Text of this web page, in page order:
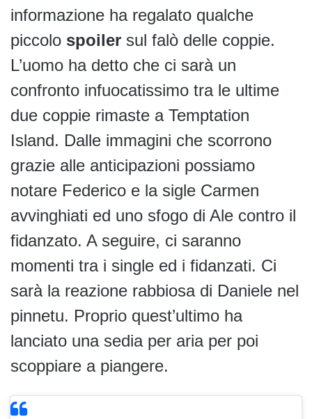
informazione ha regalato qualche
piccolo spoiler sul falò delle coppie.
L’uomo ha detto che ci sarà un
confronto infuocatissimo tra le ultime
due coppie rimaste a Temptation
Island. Dalle immagini che scorrono
grazie alle anticipazioni possiamo
notare Federico e la sigle Carmen
avvinghiati ed uno sfogo di Ale contro il
fidanzato. A seguire, ci saranno
momenti tra i single ed i fidanzati. Ci
sarà la reazione rabbiosa di Daniele nel
pinnetu. Proprio quest’ultimo ha
lanciato una sedia per aria per poi
scoppiare a piangere.